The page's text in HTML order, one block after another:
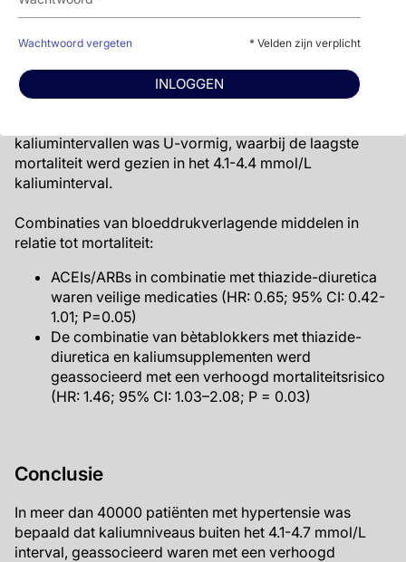
Wachtwoord vergeten * Velden zijn verplicht
INLOGGEN
1.47
1.34
HR wanneer K: 4.8–5.0 mmol/L: 1.48; 95% CI: 1.15–
kaliumintervallen was U-vormig, waarbij de laagste
mortaliteit werd gezien in het 4.1-4.4 mmol/L
kaliuminterval.
Combinaties van bloeddrukverlagende middelen in
relatie tot mortaliteit:
ACEIs/ARBs in combinatie met thiazide-diuretica
waren veilige medicaties (HR: 0.65; 95% CI: 0.42-
1.01; P=0.05)
De combinatie van bètablokkers met thiazide-
diuretica en kaliumsupplementen werd
geassocieerd met een verhoogd mortaliteitsrisico
(HR: 1.46; 95% CI: 1.03–2.08; P = 0.03)
Conclusie
In meer dan 40000 patiënten met hypertensie was
bepaald dat kaliumniveaus buiten het 4.1-4.7 mmol/L
interval, geassocieerd waren met een verhoogd